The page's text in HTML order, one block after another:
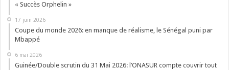
« Succès Orphelin »
17 juin 2026
Coupe du monde 2026: en manque de réalisme, le Sénégal puni par
Mbappé
6 mai 2026
Guinée/Double scrutin du 31 Mai 2026: l’ONASUR compte couvrir tout